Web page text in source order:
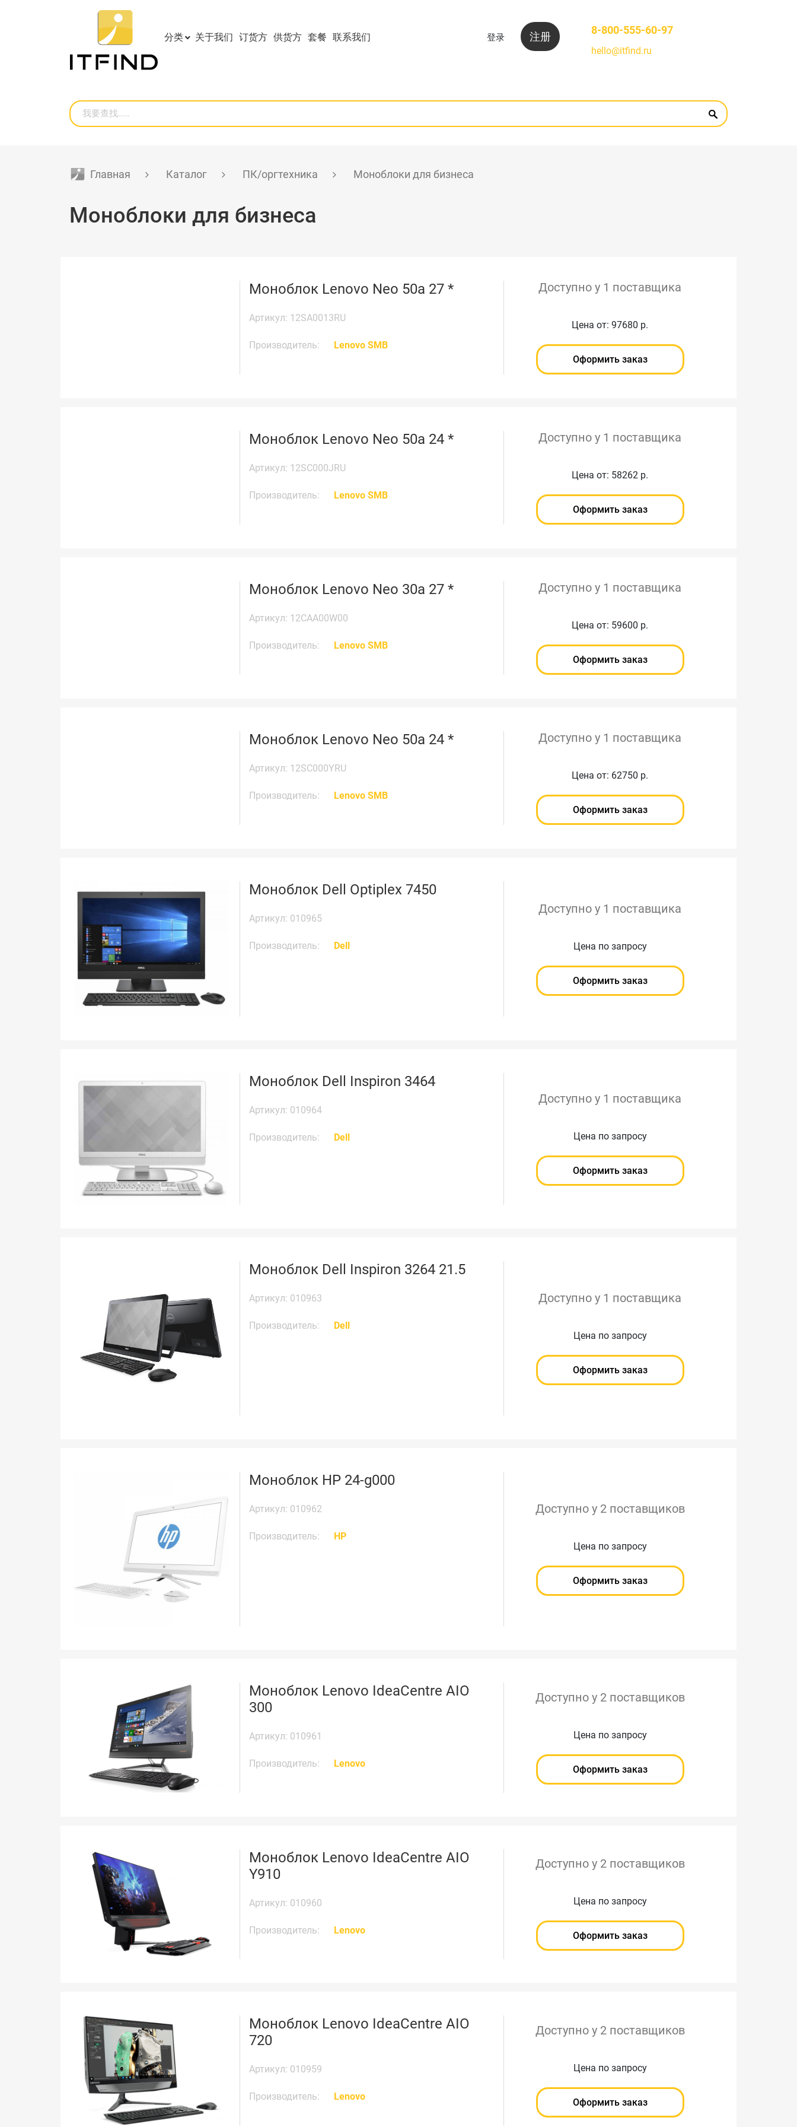
分类 关于我们 订货方 供货方 套餐 联系我们 登录 注册
8-800-555-60-97
hello@itfind.ru
Главная Каталог ПК/оргтехника Моноблоки для бизнеса
Моноблоки для бизнеса
Моноблок Lenovo Neo 50a 27 *
Артикул: 12SA0013RU
Производитель: Lenovo SMB
Доступно у 1 поставщика
Цена от: 97680 р.
Оформить заказ
Моноблок Lenovo Neo 50a 24 *
Артикул: 12SC000JRU
Производитель: Lenovo SMB
Доступно у 1 поставщика
Цена от: 58262 р.
Оформить заказ
Моноблок Lenovo Neo 30a 27 *
Артикул: 12CAA00W00
Производитель: Lenovo SMB
Доступно у 1 поставщика
Цена от: 59600 р.
Оформить заказ
Моноблок Lenovo Neo 50a 24 *
Артикул: 12SC000YRU
Производитель: Lenovo SMB
Доступно у 1 поставщика
Цена от: 62750 р.
Оформить заказ
Моноблок Dell Optiplex 7450
Артикул: 010965
Производитель: Dell
Доступно у 1 поставщика
Цена по запросу
Оформить заказ
Моноблок Dell Inspiron 3464
Артикул: 010964
Производитель: Dell
Доступно у 1 поставщика
Цена по запросу
Оформить заказ
Моноблок Dell Inspiron 3264 21.5
Артикул: 010963
Производитель: Dell
Доступно у 1 поставщика
Цена по запросу
Оформить заказ
Моноблок HP 24-g000
Артикул: 010962
Производитель: HP
Доступно у 2 поставщиков
Цена по запросу
Оформить заказ
Моноблок Lenovo IdeaCentre AIO
300
Артикул: 010961
Производитель: Lenovo
Доступно у 2 поставщиков
Цена по запросу
Оформить заказ
Моноблок Lenovo IdeaCentre AIO
Y910
Артикул: 010960
Производитель: Lenovo
Доступно у 2 поставщиков
Цена по запросу
Оформить заказ
Моноблок Lenovo IdeaCentre AIO
720
Артикул: 010959
Производитель: Lenovo
Доступно у 2 поставщиков
Цена по запросу
Оформить заказ